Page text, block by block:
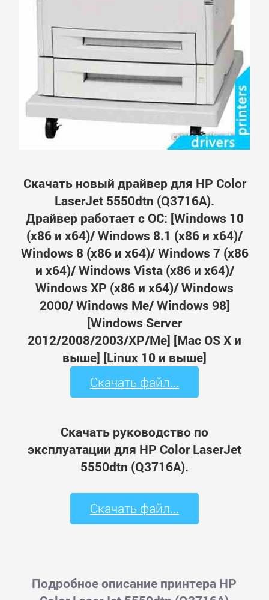
Скачать новый драйвер для HP Color
LaserJet 5550dtn (Q3716A).
Драйвер работает с ОС: [Windows 10
(x86 и x64)/ Windows 8.1 (x86 и x64)/
Windows 8 (x86 и x64)/ Windows 7 (x86
и x64)/ Windows Vista (x86 и x64)/
Windows XP (x86 и x64)/ Windows
2000/ Windows Me/ Windows 98]
[Windows Server
2012/2008/2003/XP/Me] [Mac OS X и
выше] [Linux 10 и выше]
Скачать файл...
Скачать руководство по
эксплуатации для HP Color LaserJet
5550dtn (Q3716A).
Скачать файл...
Подробное описание принтера HP